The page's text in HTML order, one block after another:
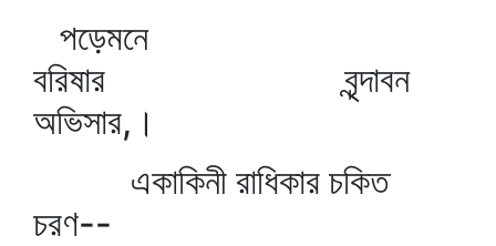
পড়েমনে
বরিষার বৃন্দাবন
অভিসার,।
একাকিনী রাধিকার চকিত
চরণ--